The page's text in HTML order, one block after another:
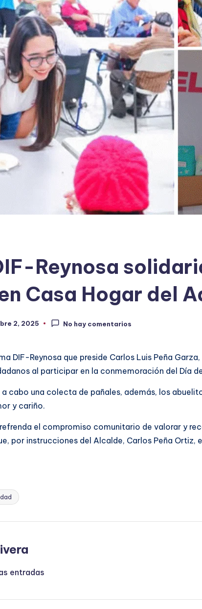
Reynosa
Casa Hogar del
2, 2025 No hay comentarios
DIF-Reynosa que preside Carlos Luis Peña
al participar en la conmemoración del Día
cabo una colecta de pañales, además, los
y cariño.
el compromiso comunitario de valorar y
por instrucciones del Alcalde, Carlos Peña
entradas